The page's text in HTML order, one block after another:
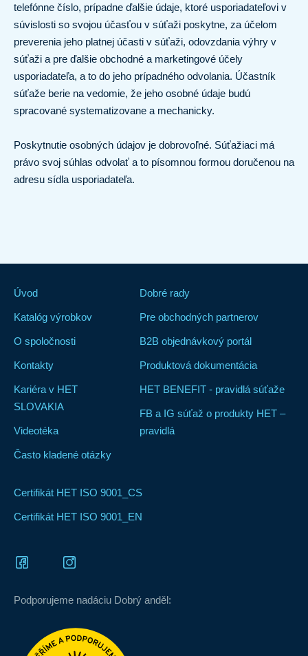
telefónne číslo, prípadne ďalšie údaje, ktoré usporiadateľovi v
súvislosti so svojou účasťou v súťaži poskytne, za účelom
preverenia jeho platnej účasti v súťaži, odovzdania výhry v
súťaži a pre ďalšie obchodné a marketingové účely
usporiadateľa, a to do jeho prípadného odvolania. Účastník
súťaže berie na vedomie, že jeho osobné údaje budú
spracované systematizovane a mechanicky.
Poskytnutie osobných údajov je dobrovoľné. Súťažiaci má
právo svoj súhlas odvolať a to písomnou formou doručenou na
adresu sídla usporiadateľa.
Úvod
Katalóg výrobkov
O spoločnosti
Kontakty
Kariéra v HET
SLOVAKIA
Videotéka
Často kladené otázky
Dobré rady
Pre obchodných partnerov
B2B objednávkový portál
Produktová dokumentácia
HET BENEFIT - pravidlá súťaže
FB a IG súťaž o produkty HET –
pravidlá
Certifikát HET ISO 9001_CS
Certifikát HET ISO 9001_EN
Podporujeme nadáciu Dobrý anděl: